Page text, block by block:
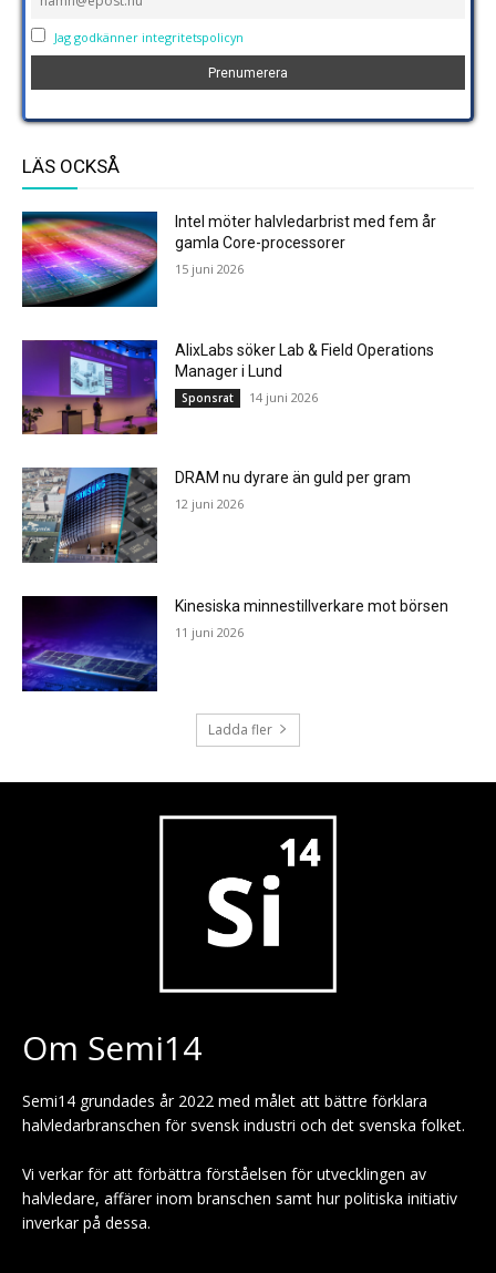
Jag godkänner integritetspolicyn
LÄS OCKSÅ
Intel möter halvledarbrist med fem år
gamla Core-processorer
15 juni 2026
AlixLabs söker Lab & Field Operations
Manager i Lund
Sponsrat 14 juni 2026
DRAM nu dyrare än guld per gram
12 juni 2026
Kinesiska minnestillverkare mot börsen
11 juni 2026
Ladda fler
Om Semi14
Semi14 grundades år 2022 med målet att bättre förklara
halvledarbranschen för svensk industri och det svenska folket.
Vi verkar för att förbättra förståelsen för utvecklingen av
halvledare, affärer inom branschen samt hur politiska initiativ
inverkar på dessa.